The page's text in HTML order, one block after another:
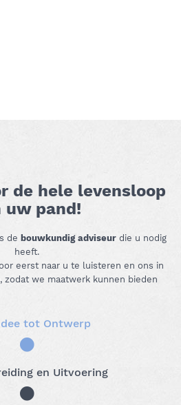
de hele levensloop
uw pand!
de bouwkundig adviseur die u nodig
heeft.
eerst naar u te luisteren en ons in
zodat we maatwerk kunnen bieden
tot Ontwerp
en Uitvoering